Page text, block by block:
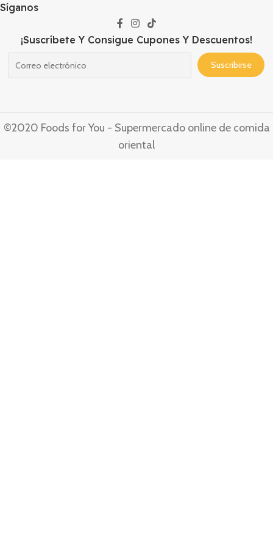
Síganos
¡Suscríbete Y Consigue Cupones Y Descuentos!
©2020 Foods for You - Supermercado online de comida
oriental